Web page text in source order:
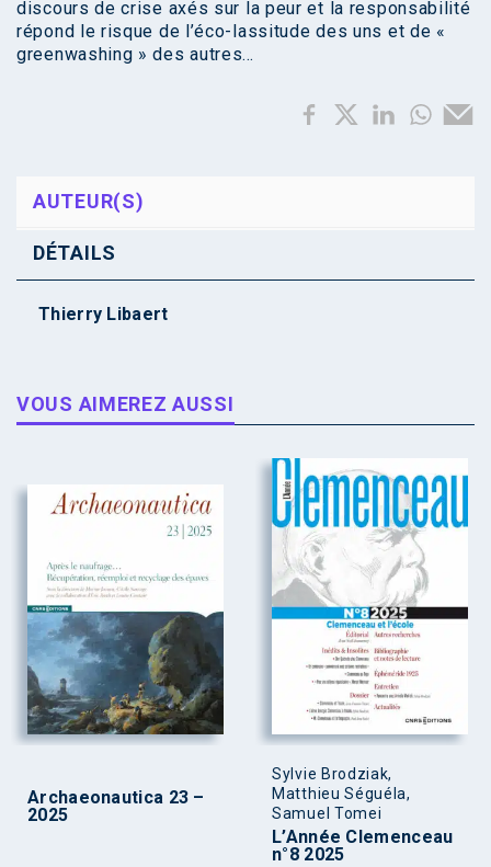
discours de crise axés sur la peur et la responsabilité
répond le risque de l’éco-lassitude des uns et de «
greenwashing » des autres…
AUTEUR(S)
DÉTAILS
Thierry Libaert
VOUS AIMEREZ AUSSI
Archaeonautica 23 –
2025
Sylvie Brodziak,
Matthieu Séguéla,
Samuel Tomei
L’Année Clemenceau
n°8 2025